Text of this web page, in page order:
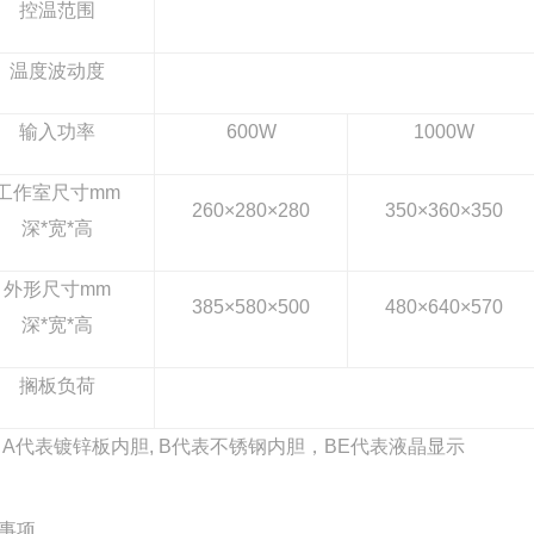
控温范围
温度波动度
输入功率 600W 1000W
作室尺寸mm
深*宽*高
260×280×280 350×360×350
外形尺寸mm
深*宽*高
385×580×500 480×640×570
搁板负荷
代表镀锌板内胆, B代表不锈钢内胆，BE代表液晶显示
项